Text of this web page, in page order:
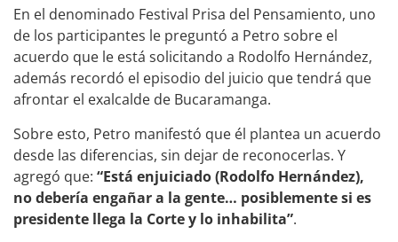
En el denominado Festival Prisa del Pensamiento, uno
de los participantes le preguntó a Petro sobre el
acuerdo que le está solicitando a Rodolfo Hernández,
además recordó el episodio del juicio que tendrá que
afrontar el exalcalde de Bucaramanga.
Sobre esto, Petro manifestó que él plantea un acuerdo
desde las diferencias, sin dejar de reconocerlas. Y
agregó que: “Está enjuiciado (Rodolfo Hernández),
no debería engañar a la gente… posiblemente si es
presidente llega la Corte y lo inhabilita”.